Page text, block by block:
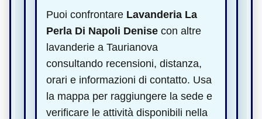
Puoi confrontare Lavanderia La
Perla Di Napoli Denise con altre
lavanderie a Taurianova
consultando recensioni, distanza,
orari e informazioni di contatto. Usa
la mappa per raggiungere la sede e
verificare le attività disponibili nella